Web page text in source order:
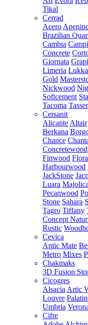
Tikal
Cerrad
Acero
Brazilian
Cambia
Concrete
Giornata
Limeria Lukka
Gold
Nickwood
Softcement
Tacoma
Cersanit
Alicante Altair
Berkana
Chance
Concretewood
Finwood
Harbourwood
JackStone
Luara Majolica
Pecanwood
Stone Sahara
Tagro Tiffany
Concept
Rustic
Cevica
Antic Mate
Metro Mixes
Chakmaks
3D Fusion
Cicogres
Alsacia Artic
Louvre
Umbria
Cifre